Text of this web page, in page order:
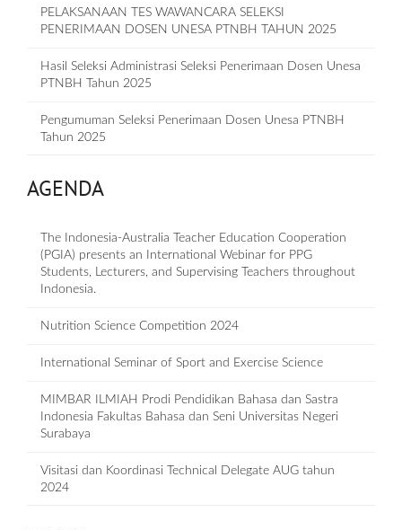
PELAKSANAAN TES WAWANCARA SELEKSI
PENERIMAAN DOSEN UNESA PTNBH TAHUN 2025
Hasil Seleksi Administrasi Seleksi Penerimaan Dosen Unesa
PTNBH Tahun 2025
Pengumuman Seleksi Penerimaan Dosen Unesa PTNBH
Tahun 2025
AGENDA
The Indonesia-Australia Teacher Education Cooperation
(PGIA) presents an International Webinar for PPG
Students, Lecturers, and Supervising Teachers throughout
Indonesia.
Nutrition Science Competition 2024
International Seminar of Sport and Exercise Science
MIMBAR ILMIAH Prodi Pendidikan Bahasa dan Sastra
Indonesia Fakultas Bahasa dan Seni Universitas Negeri
Surabaya
Visitasi dan Koordinasi Technical Delegate AUG tahun
2024